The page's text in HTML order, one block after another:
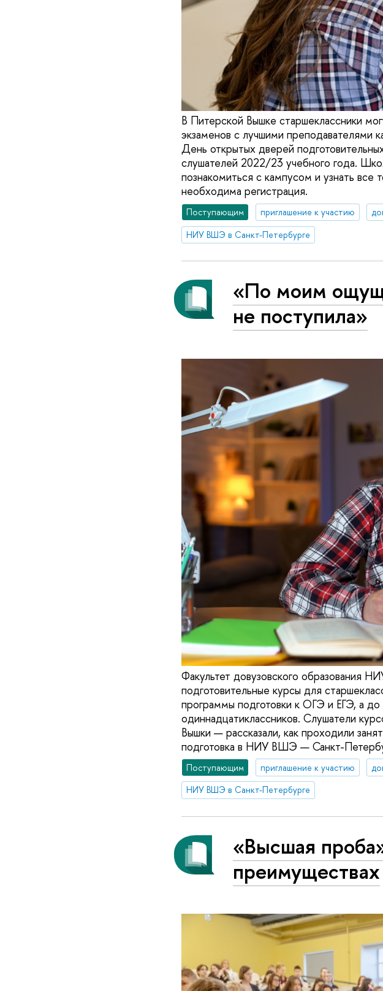
В Питерской Вышке старшеклассники
экзаменов с лучшими преподавателями
День открытых дверей
слушателей 2022/23 учебного года.
познакомиться с кампусом и узнать все
необходима регистрация.
Поступающим приглашение к участию
НИУ ВШЭ в Санкт-Петербурге
«По моим
не поступила»
Факультет довузовского
подготовительные курсы для
программы подготовки к ОГЭ и ЕГЭ, а
одиннадцатиклассников. Слушатели
Вышки — рассказали, как проходили
подготовка в НИУ ВШЭ — Санкт-
Поступающим приглашение к участию
НИУ ВШЭ в Санкт-Петербурге
«Высшая
преимуществах